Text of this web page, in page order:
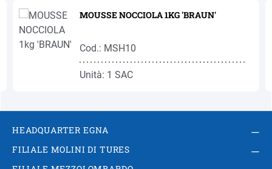
MOUSSE NOCCIOLA 1KG 'BRAUN'
Cod.: MSH10
Unità: 1 SAC
HEADQUARTER EGNA
FILIALE MOLINI DI TURES